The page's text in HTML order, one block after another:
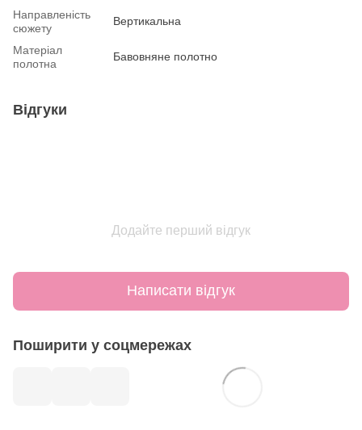
Направленість
сюжету
Вертикальна
Матеріал
полотна
Бавовняне полотно
Відгуки
Додайте перший відгук
Написати відгук
Поширити у соцмережах